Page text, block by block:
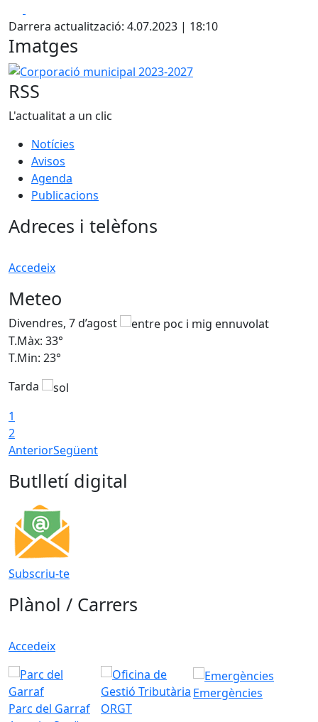
Darrera actualització: 4.07.2023 | 18:10
Imatges
Corporació municipal 2023-2027
RSS
L'actualitat a un clic
Notícies
Avisos
Agenda
Publicacions
Adreces i telèfons
Accedeix
Meteo
Divendres, 7 d’agost
T.Màx: 33°
T.Min: 23°
Tarda
1
2
AnteriorSegüent
Butlletí digital
Subscriu-te
Plànol / Carrers
Accedeix
Parc del Garraf ORGT
Emergències